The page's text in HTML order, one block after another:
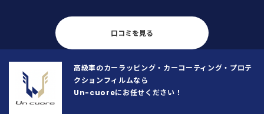
気にし、何にこだわっているのか」
を正確に把握するために、本当に誠
実に話を聞いてくださいました。
間、不安な気持ちがスッと消えとて
も安心したと同時に、顧客の要望や
こだわりを真摯にヒアリングし正確
口コミを見る
高級車のカーラッピング・カーコーティング・プロテ
クションフィルムなら
Un-cuoreにお任せください！